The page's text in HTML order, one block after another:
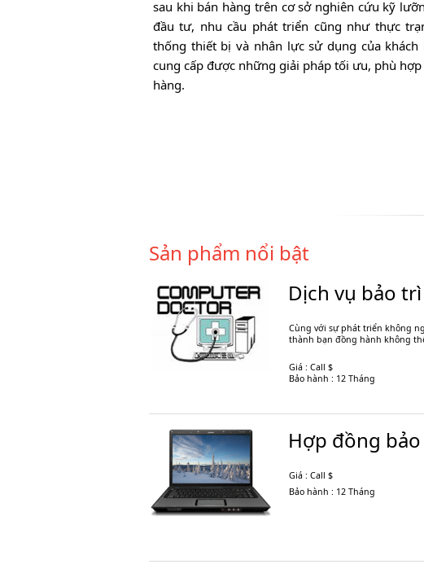
sau khi bán hàng trên cơ sở nghiên cứu kỹ
đầu tư, nhu cầu phát triển cũng như thực
thống thiết bị và nhân lực sử dụng của khách
cung cấp được những giải pháp tối ưu, phù hợp
hàng.
Sản phẩm nổi bật
Dịch vụ bảo
Cùng với sự phát triển không
thành bạn đồng hành không
Giá : Call $
Bảo hành : 12 Tháng
Hợp đồng
Giá : Call $
Bảo hành : 12 Tháng